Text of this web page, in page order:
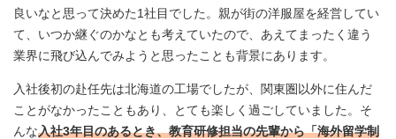
良いなと思って決めた1社目でした。親が街の洋服屋を経営してい
て、いつか継ぐのかなとも考えていたので、あえてまったく違う
業界に飛び込んでみようと思ったことも背景にあります。
入社後初の赴任先は北海道の工場でしたが、関東圏以外に住んだ
ことがなかったこともあり、とても楽しく過ごしていました。そ
んな入社3年目のあるとき、教育研修担当の先輩から「海外留学制